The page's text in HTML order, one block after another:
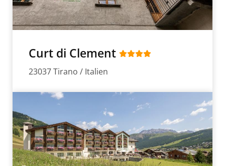
Curt di Clement
23037 Tirano / Italien